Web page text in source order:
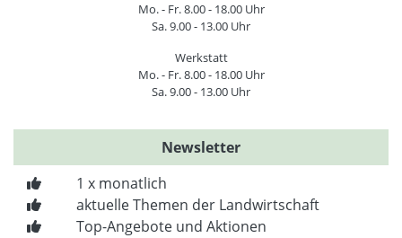
Mo. - Fr. 8.00 - 18.00 Uhr
Sa. 9.00 - 13.00 Uhr
Werkstatt
Mo. - Fr. 8.00 - 18.00 Uhr
Sa. 9.00 - 13.00 Uhr
Newsletter
1 x monatlich
aktuelle Themen der Landwirtschaft
Top-Angebote und Aktionen